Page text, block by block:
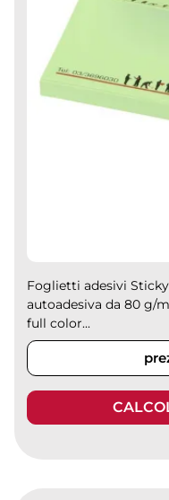
Foglietti adesivi
autoadesiva da 80 g/
full color...